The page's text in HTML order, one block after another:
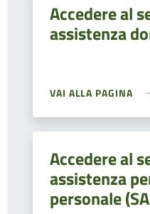
Accedere al
assistenza
VAI ALLA PAGINA
Accedere al
assistenza
personale